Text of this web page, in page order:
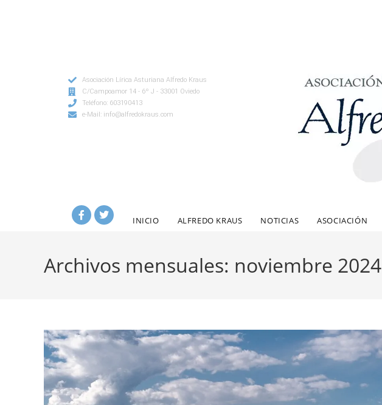
Asociación Lírica Asturiana Alfredo Kraus
C/Campoamor 14 - 6º J - 33001 Oviedo
Teléfono: 603190413
e-Mail: info@alfredokraus.com
INICIO ALFREDO KRAUS NOTICIAS ASOCIACIÓN
Archivos mensuales: noviembre 2024